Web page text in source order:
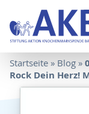
Startseite » Blog »
Rock Dein Herz!